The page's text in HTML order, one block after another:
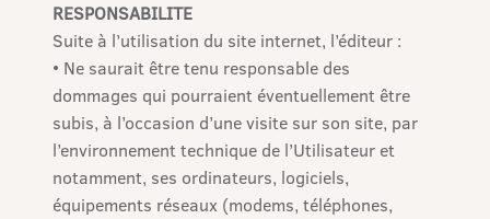
RESPONSABILITE
Suite à l’utilisation du site internet, l’éditeur :
• Ne saurait être tenu responsable des
dommages qui pourraient éventuellement être
subis, à l’occasion d’une visite sur son site, par
l’environnement technique de l’Utilisateur et
notamment, ses ordinateurs, logiciels,
équipements réseaux (modems, téléphones,